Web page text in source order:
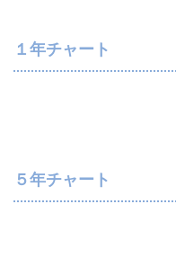
１年チャート
５年チャート